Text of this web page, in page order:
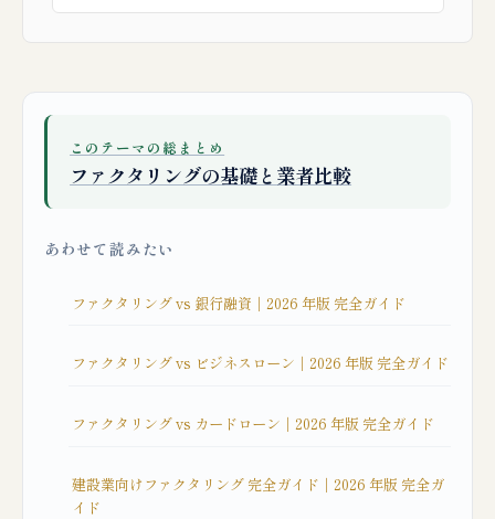
このテーマの総まとめ
ファクタリングの基礎と業者比較
あわせて読みたい
ファクタリング vs 銀行融資｜2026 年版 完全ガイド
ファクタリング vs ビジネスローン｜2026 年版 完全ガイド
ファクタリング vs カードローン｜2026 年版 完全ガイド
建設業向けファクタリング 完全ガイド｜2026 年版 完全ガ
イド